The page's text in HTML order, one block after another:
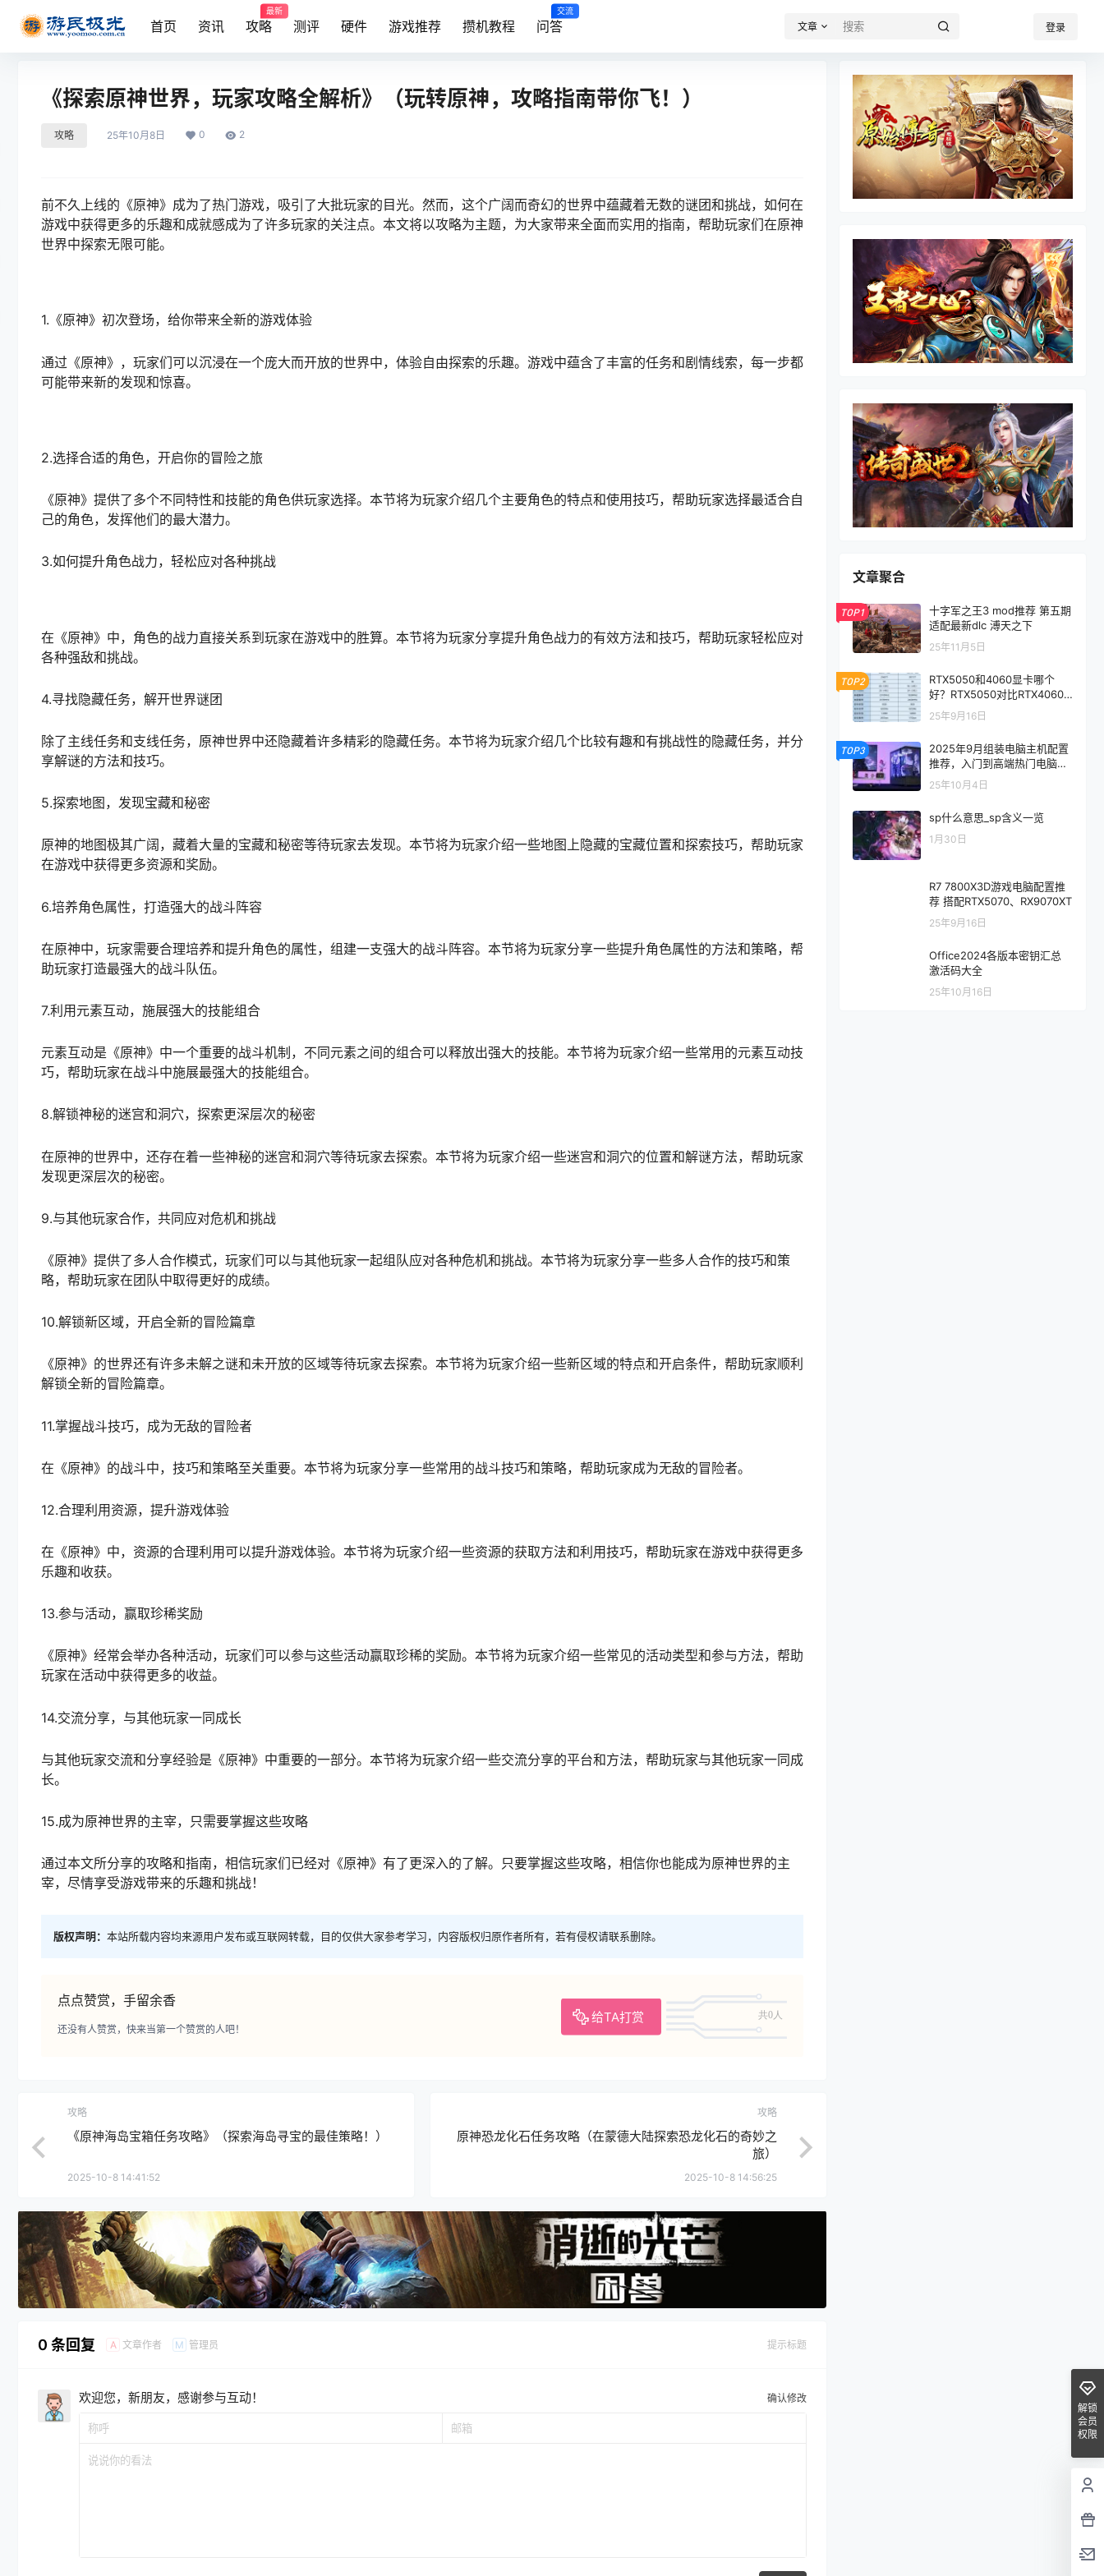
首页 资讯 攻略
最新
测评 硬件 游戏推荐 攒机教程 问答
交流
文章 登录
《探索原神世界，玩家攻略全解析》（玩转原神，攻略指南带你飞！）
攻略 25年10月8日 0 2
前不久上线的《原神》成为了热门游戏，吸引了大批玩家的目光。然而，这个广阔而奇幻的世界中蕴藏着无数的谜团和挑战，如何在
游戏中获得更多的乐趣和成就感成为了许多玩家的关注点。本文将以攻略为主题，为大家带来全面而实用的指南，帮助玩家们在原神
世界中探索无限可能。
1.《原神》初次登场，给你带来全新的游戏体验
通过《原神》，玩家们可以沉浸在一个庞大而开放的世界中，体验自由探索的乐趣。游戏中蕴含了丰富的任务和剧情线索，每一步都
可能带来新的发现和惊喜。
2.选择合适的角色，开启你的冒险之旅
《原神》提供了多个不同特性和技能的角色供玩家选择。本节将为玩家介绍几个主要角色的特点和使用技巧，帮助玩家选择最适合自
己的角色，发挥他们的最大潜力。
3.如何提升角色战力，轻松应对各种挑战
在《原神》中，角色的战力直接关系到玩家在游戏中的胜算。本节将为玩家分享提升角色战力的有效方法和技巧，帮助玩家轻松应对
各种强敌和挑战。
4.寻找隐藏任务，解开世界谜团
除了主线任务和支线任务，原神世界中还隐藏着许多精彩的隐藏任务。本节将为玩家介绍几个比较有趣和有挑战性的隐藏任务，并分
享解谜的方法和技巧。
5.探索地图，发现宝藏和秘密
原神的地图极其广阔，藏着大量的宝藏和秘密等待玩家去发现。本节将为玩家介绍一些地图上隐藏的宝藏位置和探索技巧，帮助玩家
在游戏中获得更多资源和奖励。
6.培养角色属性，打造强大的战斗阵容
在原神中，玩家需要合理培养和提升角色的属性，组建一支强大的战斗阵容。本节将为玩家分享一些提升角色属性的方法和策略，帮
助玩家打造最强大的战斗队伍。
7.利用元素互动，施展强大的技能组合
元素互动是《原神》中一个重要的战斗机制，不同元素之间的组合可以释放出强大的技能。本节将为玩家介绍一些常用的元素互动技
巧，帮助玩家在战斗中施展最强大的技能组合。
8.解锁神秘的迷宫和洞穴，探索更深层次的秘密
在原神的世界中，还存在着一些神秘的迷宫和洞穴等待玩家去探索。本节将为玩家介绍一些迷宫和洞穴的位置和解谜方法，帮助玩家
发现更深层次的秘密。
9.与其他玩家合作，共同应对危机和挑战
《原神》提供了多人合作模式，玩家们可以与其他玩家一起组队应对各种危机和挑战。本节将为玩家分享一些多人合作的技巧和策
略，帮助玩家在团队中取得更好的成绩。
10.解锁新区域，开启全新的冒险篇章
《原神》的世界还有许多未解之谜和未开放的区域等待玩家去探索。本节将为玩家介绍一些新区域的特点和开启条件，帮助玩家顺利
解锁全新的冒险篇章。
11.掌握战斗技巧，成为无敌的冒险者
在《原神》的战斗中，技巧和策略至关重要。本节将为玩家分享一些常用的战斗技巧和策略，帮助玩家成为无敌的冒险者。
12.合理利用资源，提升游戏体验
在《原神》中，资源的合理利用可以提升游戏体验。本节将为玩家介绍一些资源的获取方法和利用技巧，帮助玩家在游戏中获得更多
乐趣和收获。
13.参与活动，赢取珍稀奖励
《原神》经常会举办各种活动，玩家们可以参与这些活动赢取珍稀的奖励。本节将为玩家介绍一些常见的活动类型和参与方法，帮助
玩家在活动中获得更多的收益。
14.交流分享，与其他玩家一同成长
与其他玩家交流和分享经验是《原神》中重要的一部分。本节将为玩家介绍一些交流分享的平台和方法，帮助玩家与其他玩家一同成
长。
15.成为原神世界的主宰，只需要掌握这些攻略
通过本文所分享的攻略和指南，相信玩家们已经对《原神》有了更深入的了解。只要掌握这些攻略，相信你也能成为原神世界的主
宰，尽情享受游戏带来的乐趣和挑战！
版权声明： 本站所载内容均来源用户发布或互联网转载，目的仅供大家参考学习，内容版权归原作者所有，若有侵权请联系删除。
点点赞赏，手留余香
给TA打赏 共0人
还没有人赞赏，快来当第一个赞赏的人吧！
攻略
《原神海岛宝箱任务攻略》（探索海岛寻宝的最佳策略！）
2025-10-8 14:41:52
攻略
原神恐龙化石任务攻略（在蒙德大陆探索恐龙化石的奇妙之
旅）
2025-10-8 14:56:25
0 条回复 A 文章作者 M 管理员 提示标题
欢迎您，新朋友，感谢参与互动！ 确认修改
文章聚合
TOP1
十字军之王3 mod推荐 第五期
适配最新dlc 溥天之下
25年11月5日
TOP2
RTX5050和4060显卡哪个
好？RTX5050对比RTX4060/
5060性能评测
25年9月16日
TOP3
2025年9月组装电脑主机配置
推荐，入门到高端热门电脑配
置方案
25年10月4日
sp什么意思_sp含义一览
1月30日
R7 7800X3D游戏电脑配置推
荐 搭配RTX5070、RX9070XT
25年9月16日
Office2024各版本密钥汇总
激活码大全
25年10月16日
解锁
会员
权限